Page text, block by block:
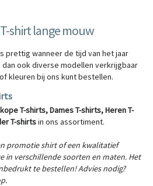
shirt lange mouw
prettig wanneer de tijd van het jaar
ook diverse modellen verkrijgbaar
kleuren bij ons kunt bestellen.
T-shirts,Dames T-shirts,Heren T-
T-shirtsin ons assortiment.
promotie shirt of een kwalitatief
in verschillende soorten en maten. Het
te bestellen! Advies nodig?